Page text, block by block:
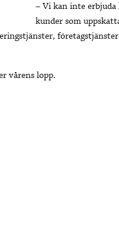
– Vi kan inte
kunder som
vårens lopp.